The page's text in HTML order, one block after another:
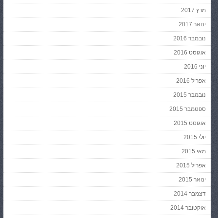
מרץ 2017
ינואר 2017
נובמבר 2016
אוגוסט 2016
יוני 2016
אפריל 2016
נובמבר 2015
ספטמבר 2015
אוגוסט 2015
יולי 2015
מאי 2015
אפריל 2015
ינואר 2015
דצמבר 2014
אוקטובר 2014